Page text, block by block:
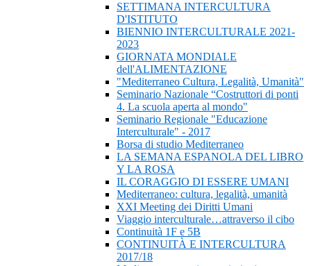
SETTIMANA INTERCULTURA
D'ISTITUTO
BIENNIO INTERCULTURALE 2021-
2023
GIORNATA MONDIALE
dell'ALIMENTAZIONE
"Mediterraneo Cultura, Legalità, Umanità"
Seminario Nazionale “Costruttori di ponti
4. La scuola aperta al mondo"
Seminario Regionale "Educazione
Interculturale" - 2017
Borsa di studio Mediterraneo
LA SEMANA ESPANOLA DEL LIBRO
Y LA ROSA
IL CORAGGIO DI ESSERE UMANI
Mediterraneo: cultura, legalità, umanità
XXI Meeting dei Diritti Umani
Viaggio interculturale…attraverso il cibo
Continuità 1F e 5B
CONTINUITÀ E INTERCULTURA
2017/18